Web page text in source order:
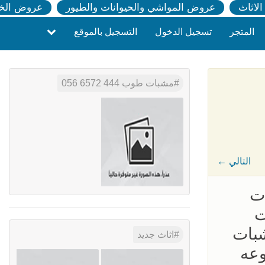
عروض المواشي والحيوانات والطيور عروض
المتجر تسجيل الدخول التسجيل بالموقع
← التالي
مشبات طوب 444 6572 056
اثاث جديد